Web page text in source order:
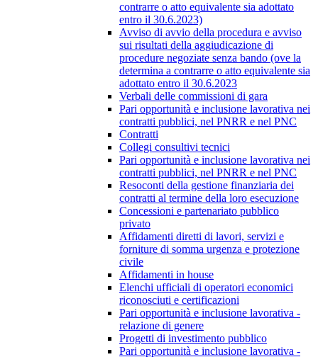
contrarre o atto equivalente sia adottato
entro il 30.6.2023)
Avviso di avvio della procedura e avviso
sui risultati della aggiudicazione di
procedure negoziate senza bando (ove la
determina a contrarre o atto equivalente sia
adottato entro il 30.6.2023
Verbali delle commissioni di gara
Pari opportunità e inclusione lavorativa nei
contratti pubblici, nel PNRR e nel PNC
Contratti
Collegi consultivi tecnici
Pari opportunità e inclusione lavorativa nei
contratti pubblici, nel PNRR e nel PNC
Resoconti della gestione finanziaria dei
contratti al termine della loro esecuzione
Concessioni e partenariato pubblico
privato
Affidamenti diretti di lavori, servizi e
forniture di somma urgenza e protezione
civile
Affidamenti in house
Elenchi ufficiali di operatori economici
riconosciuti e certificazioni
Pari opportunità e inclusione lavorativa -
relazione di genere
Progetti di investimento pubblico
Pari opportunità e inclusione lavorativa -